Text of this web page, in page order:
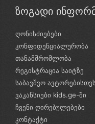
ზოგადი
ღონისძიებები
კონფიდენციალურობა
თანამშრომლობა
რეგისტრაცია საიტზე
საბავშვო
ვაკანსიები kids.ge-ში
ჩვენი ღირებულებები
კონტაქტი